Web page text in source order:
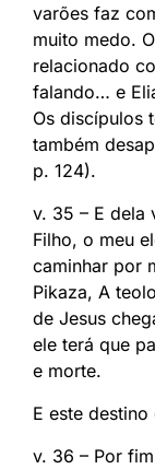
varões faz
muito medo.
relacionado
falando… e
Os discípulos
também
p. 124).
v. 35 – E dela
Filho, o meu
caminhar por
Pikaza, A
de Jesus
ele terá que
e morte.
E este
v. 36 – Por